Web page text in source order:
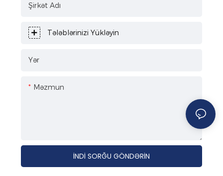
Şirkət Adı
Tələblərinizi Yükləyin
Yər
Məzmun
İNDI SORĞU GÖNDƏRIN